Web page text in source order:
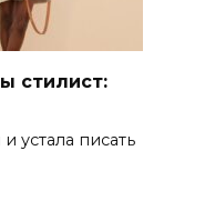
стилист:
устала писать